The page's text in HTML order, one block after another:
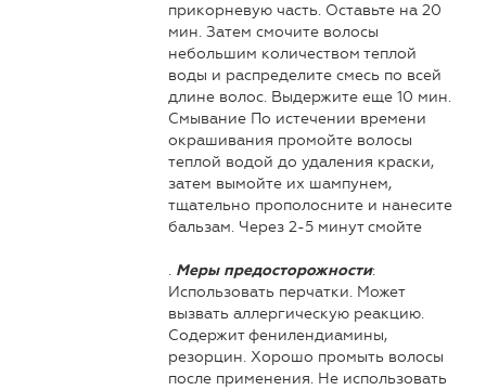
прикорневую часть. Оставьте на 20
мин. Затем смочите волосы
небольшим количеством теплой
воды и распределите смесь по всей
длине волос. Выдержите еще 10 мин.
Смывание По истечении времени
окрашивания промойте волосы
теплой водой до удаления краски,
затем вымойте их шампунем,
тщательно прополосните и нанесите
бальзам. Через 2-5 минут смойте
. Меры предосторожности:
Использовать перчатки. Может
вызвать аллергическую реакцию.
Содержит фенилендиамины,
резорцин. Хорошо промыть волосы
после применения. Не использовать